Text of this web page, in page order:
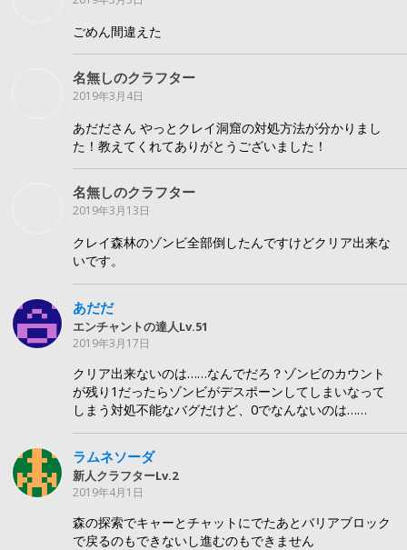
ごめん間違えた
名無しのクラフター
2019年3月4日
あだださん やっとクレイ洞窟の対処方法が分かりまし
た！教えてくれてありがとうございました！
名無しのクラフター
2019年3月13日
クレイ森林のゾンビ全部倒したんですけどクリア出来な
いです。
あだだ
エンチャントの達人Lv.51
2019年3月17日
クリア出来ないのは……なんでだろ？ゾンビのカウント
が残り1だったらゾンビがデスポーンしてしまいなって
しまう対処不能なバグだけど、0でなんないのは……
ラムネソーダ
新人クラフターLv.2
2019年4月1日
森の探索でキャーとチャットにでたあとバリアブロック
で戻るのもできないし進むのもできません